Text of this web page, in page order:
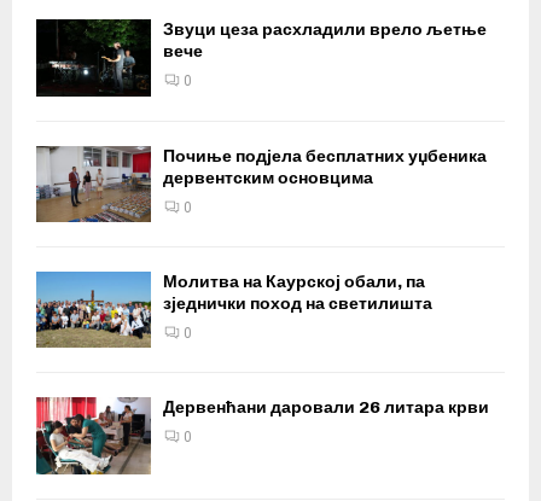
Звуци цеза расхладили врело љетње
вече
0
Почиње подјела бесплатних уџбеника
дервентским основцима
0
Молитва на Каурској обали, па
зједнички поход на светилишта
0
Дервенћани даровали 26 литара крви
0